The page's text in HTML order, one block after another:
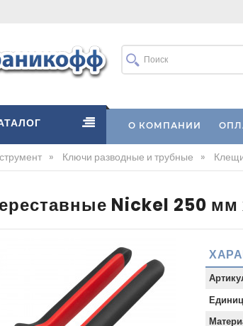
О КОМПАНИИ
» Ключи разводные и трубные »
Nickel 250